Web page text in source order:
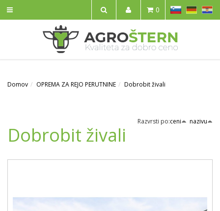
IŠČI
SL HR
0
Domov OPREMA ZA REJO PERUTNINE Dobrobit živali
Razvrsti po:ceni nazivu
Dobrobit živali